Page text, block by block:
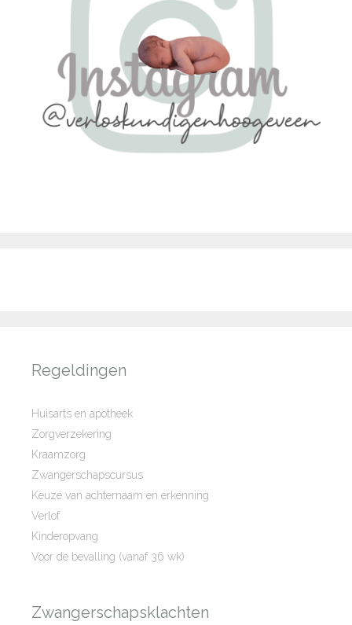
Regeldingen
Huisarts en apotheek
Zorgverzekering
Kraamzorg
Zwangerschapscursus
Keuze van achternaam en erkenning
Verlof
Kinderopvang
Voor de bevalling (vanaf 36 wk)
Zwangerschapsklachten